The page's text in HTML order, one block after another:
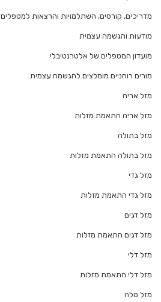
מדריכים, קורסים, השתלמויות והרצאות למטפלים
מודעות והגשמה עצמית
מועדון המטפלים של אלטרנטיבלי
מורים רוחניים מומלצים להגשמה עצמית
מזל אריה
מזל אריה התאמת מזלות
מזל בתולה
מזל בתולה התאמת מזלות
מזל גדי
מזל גדי התאמת מזלות
מזל דגים
מזל דגים התאמת מזלות
מזל דלי
מזל דלי התאמת מזלות
מזל טלה